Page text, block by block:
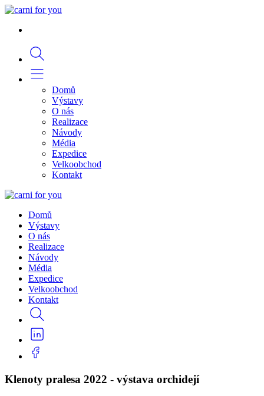
Domů
Výstavy
O nás
Realizace
Návody
Média
Expedice
Velkoobchod
Kontakt
Domů
Výstavy
O nás
Realizace
Návody
Média
Expedice
Velkoobchod
Kontakt
Klenoty pralesa 2022 - výstava orchidejí